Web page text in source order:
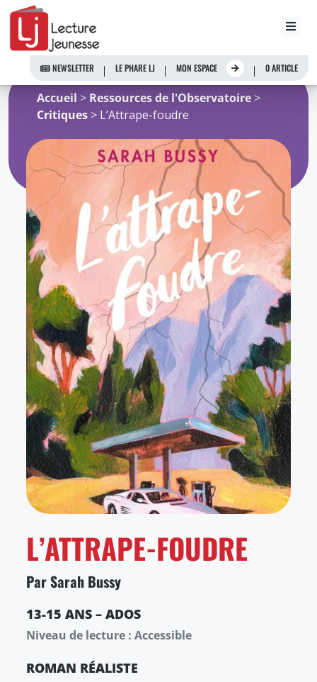
Aller
contenu
NEWSLETTER LE PHARE LJ MON ESPACE 0 ARTICLE
Accueil > Ressources de l'Observatoire >
Critiques > L’Attrape-foudre
L’ATTRAPE-FOUDRE
Par Sarah Bussy
13-15 ANS – ADOS
Niveau de lecture : Accessible
ROMAN RÉALISTE